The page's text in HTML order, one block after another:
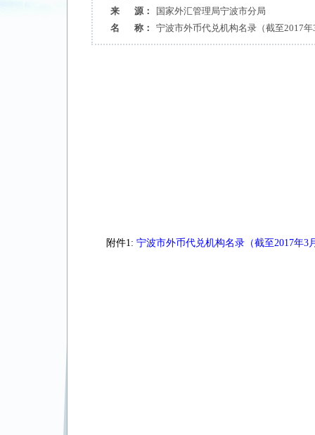
来 源：
国家外汇管理局宁波市分局
名 称：
宁波市外币代兑机构名录（截至2017年
附件1: 宁波市外币代兑机构名录（截至2017年3